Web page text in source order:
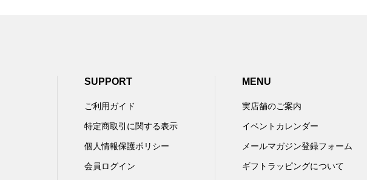
SUPPORT
ご利用ガイド
特定商取引に関する表示
個人情報保護ポリシー
会員ログイン
MENU
実店舗のご案内
イベントカレンダー
メールマガジン登録フォーム
ギフトラッピングについて